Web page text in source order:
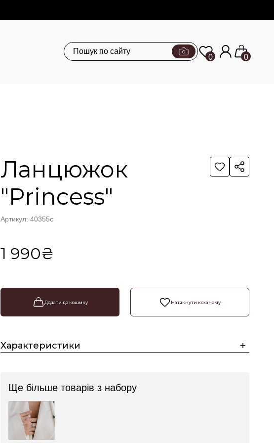
0 0
Ланцюжок
"Princess"
Артикул: 40355с
1 990₴
Додати до кошику Натякнути коханому
Характеристики
Ще більше товарів з набору